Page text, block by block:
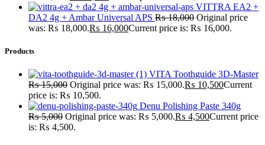
VITTRA EA2 +
DA2 4g + Ambar Universal APS ₨18,000 Original price
was: ₨ 18,000.₨ 16,000Current price is: ₨ 16,000.
Products
VITA Toothguide 3D-Master
₨15,000 Original price was: ₨ 15,000.₨ 10,500Current
price is: ₨ 10,500.
Denu Polishing Paste 340g
₨5,000 Original price was: ₨ 5,000.₨ 4,500Current price
is: ₨ 4,500.